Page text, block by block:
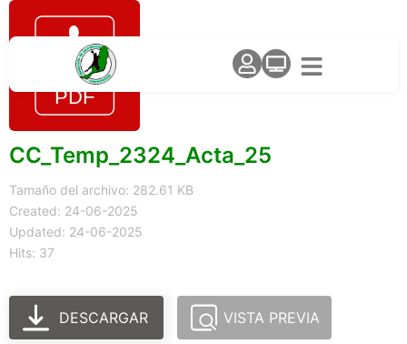
CC_Temp_2324_Acta_25
Tamaño del archivo: 282.61 KB
Created: 24-06-2025
Updated: 24-06-2025
Hits: 37
DESCARGAR VISTA PREVIA